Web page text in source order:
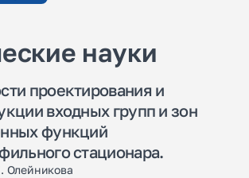
науки
проектирования и
входных групп и зон
функций
стационара.
Олейникова